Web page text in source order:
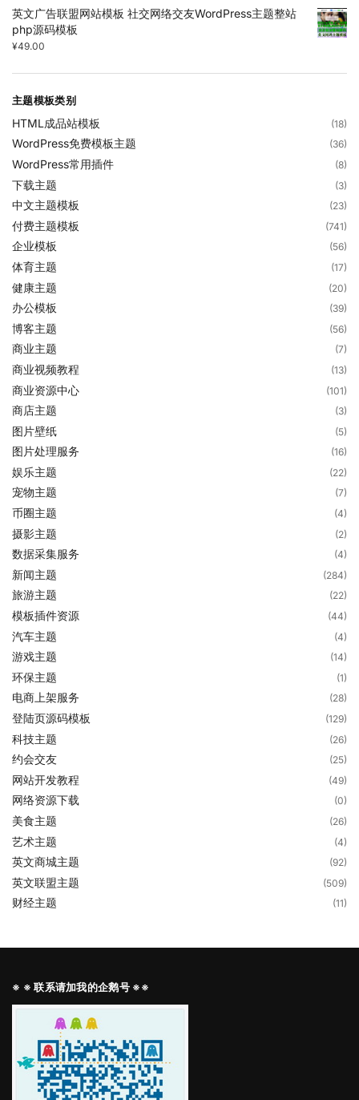
英文广告联盟网站模板 社交网络交友WordPress主题整站
php源码模板
¥49.00
主题模板类别
HTML成品站模板 (18)
WordPress免费模板主题 (36)
WordPress常用插件 (8)
下载主题 (3)
中文主题模板 (23)
付费主题模板 (741)
企业模板 (56)
体育主题 (17)
健康主题 (20)
办公模板 (39)
博客主题 (56)
商业主题 (7)
商业视频教程 (13)
商业资源中心 (101)
商店主题 (3)
图片壁纸 (5)
图片处理服务 (16)
娱乐主题 (22)
宠物主题 (7)
币圈主题 (4)
摄影主题 (2)
数据采集服务 (4)
新闻主题 (284)
旅游主题 (22)
模板插件资源 (44)
汽车主题 (4)
游戏主题 (14)
环保主题 (1)
电商上架服务 (28)
登陆页源码模板 (129)
科技主题 (26)
约会交友 (25)
网站开发教程 (49)
网络资源下载 (0)
美食主题 (26)
艺术主题 (4)
英文商城主题 (92)
英文联盟主题 (509)
财经主题 (11)
※ ※ 联系请加我的企鹅号 ※※